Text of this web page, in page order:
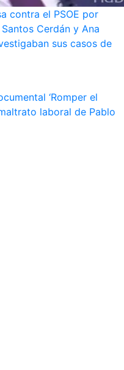
contra el PSOE por
Cerdán y Ana
sus casos de
‘Romper el
laboral de Pablo